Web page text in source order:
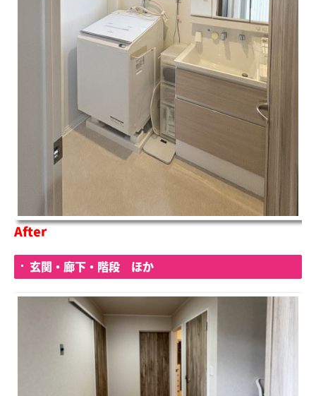
After
玄関・廊下・階段 ほか